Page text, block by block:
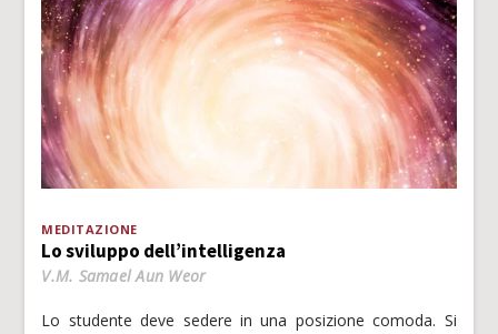
MEDITAZIONE
Lo sviluppo dell’intelligenza
V.M. Samael Aun Weor
Lo studente deve sedere in una posizione comoda. Si